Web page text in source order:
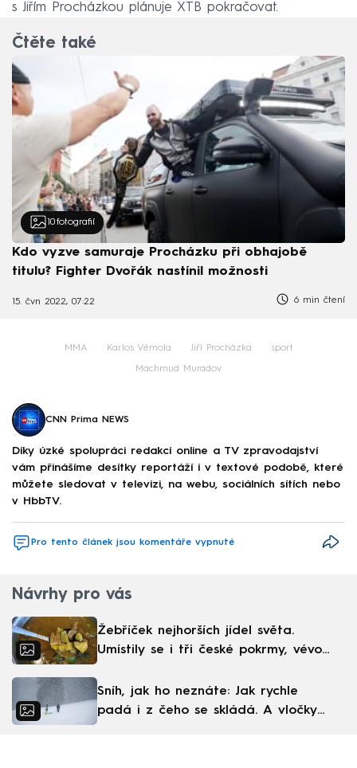
s Jiřím Procházkou plánuje XTB pokračovat.
Čtěte také
10 fotografií
Kdo vyzve samuraje Procházku při obhajobě
titulu? Fighter Dvořák nastínil možnosti
15. čvn 2022, 07:22 6 min čtení
MMA Karlos Vémola Jiří Procházka sport
Machmud Muradov
CNN Prima NEWS
Díky úzké spolupráci redakcí online a TV zpravodajství
vám přinášíme desítky reportáží i v textové podobě, které
můžete sledovat v televizi, na webu, sociálních sítích nebo
v HbbTV.
Pro tento článek jsou komentáře vypnuté
Návrhy pro vás
Žebříček nejhorších jídel světa.
Umístily se i tři české pokrmy, vévodí
Sníh, jak ho neznáte: Jak rychle
padá i z čeho se skládá. A vločky